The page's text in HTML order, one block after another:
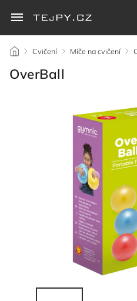
/ Cvičení / Míče na cvičení /
OverBall